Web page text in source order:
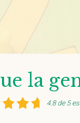
la
4.8 de 5